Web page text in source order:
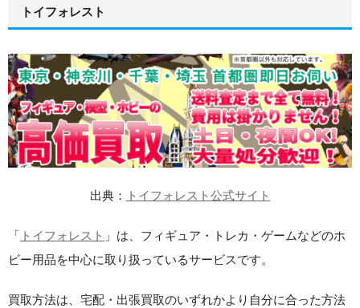
トイフォレスト
出典： トイフォレスト公式サイト
「 トイフォレスト 」は、フィギュア・トレカ・ゲームなどのホ
ビー用品を中心に取り扱っているサービスです。
買取方法は、宅配・出張買取のいずれかより自分に合った方法